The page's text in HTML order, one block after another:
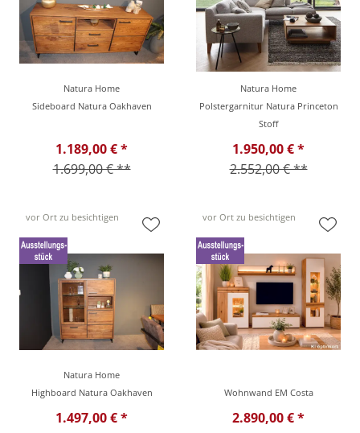
Natura Home
Sideboard Natura Oakhaven
1.189,00 € *
1.699,00 € **
Natura Home
Polstergarnitur Natura Princeton
Stoff
1.950,00 € *
2.552,00 € **
vor Ort zu besichtigen
Natura Home
Highboard Natura Oakhaven
1.497,00 € *
vor Ort zu besichtigen
Wohnwand EM Costa
2.890,00 € *